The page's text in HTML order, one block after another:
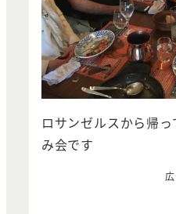
ロサンゼルスから帰
み会です